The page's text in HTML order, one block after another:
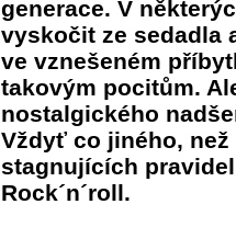
generace. V
vyskočit ze sedadla
ve vznešeném
takovým pocitům.
nostalgického
Vždyť co jiného,
stagnujících
Rock´n´roll.